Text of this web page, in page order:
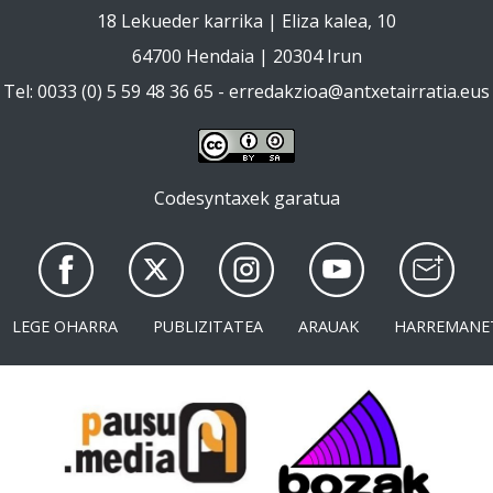
18 Lekueder karrika | Eliza kalea, 10
64700 Hendaia | 20304 Irun
Tel: 0033 (0) 5 59 48 36 65 - erredakzioa@antxetairratia.eus
Codesyntaxek garatua
LEGE OHARRA PUBLIZITATEA ARAUAK